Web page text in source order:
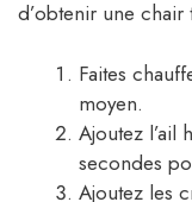
d’obtenir une chair
Faites
moyen.
Ajoutez l’ail
secondes
Ajoutez les